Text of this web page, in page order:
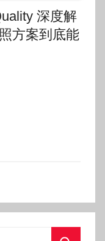
深度解
方案到底能